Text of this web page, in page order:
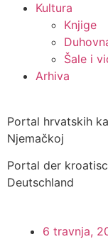
Kultura
Knjige
Šale i
Arhiva
Portal hrvatskih
Njemačkoj
Portal der
Deutschland
6 travnja,